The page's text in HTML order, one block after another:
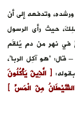
وتدفعه إلى أن
حيث رأى الرسول
في نهرٍ من دمٍ يُلقَم
“هو آكِل الربا”،
﴿ الَّذِينَ يَأْكُلُونَ
الشَّيْطَانُ مِنَ الْمَسِّ ﴾